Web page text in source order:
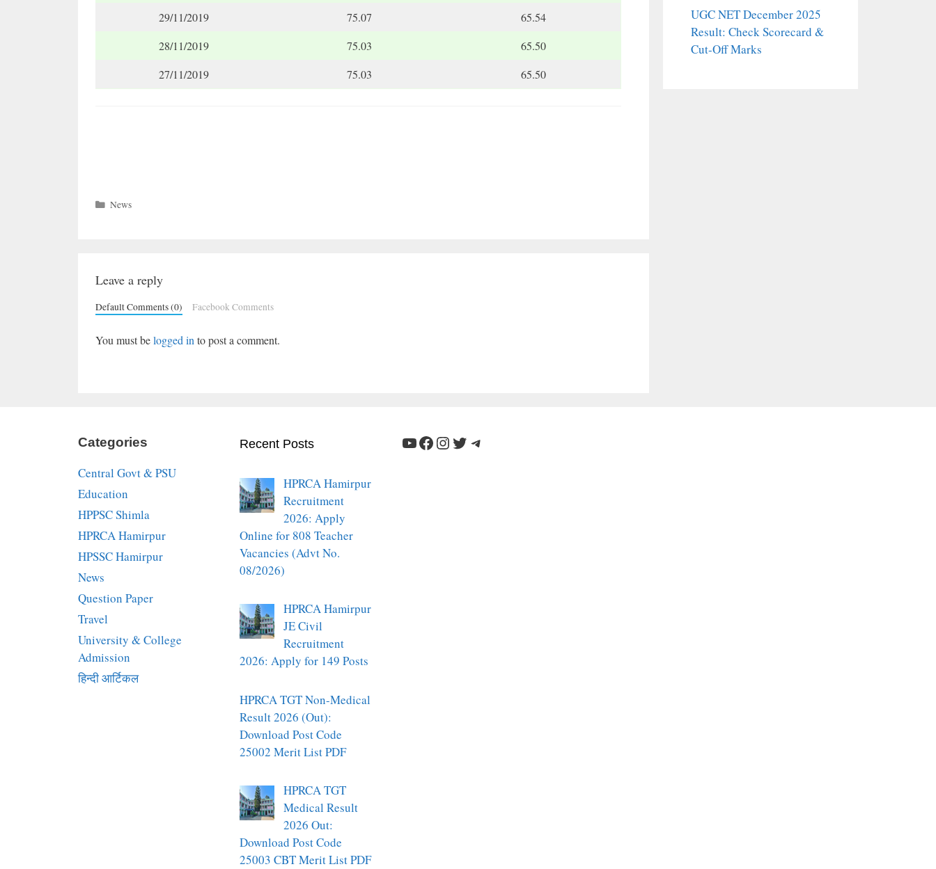
29/11/2019
75.07
65.54
28/11/2019
75.03
65.50
27/11/2019
75.03 65.50
Categories
News
Leave a reply
Default Comments (0) Facebook Comments
You must belogged in to post a comment.
UGC NET December 2025
Result: Check Scorecard &
Cut-Off Marks
Categories
Central Govt & PSU
Education
HPPSC Shimla
HPRCA Hamirpur
HPSSC Hamirpur
News
Question Paper
Travel
University & College
Admission
हिन्दी आर्टिकल
Recent Posts
HPRCA Hamirpur
Recruitment
2026: Apply
Online for 808 Teacher
Vacancies (Advt No.
08/2026)
HPRCA Hamirpur
JE Civil
Recruitment
2026: Apply for 149 Posts
HPRCA TGT Non-Medical
Result 2026 (Out):
Download Post Code
25002 Merit List PDF
HPRCA TGT
Medical Result
2026 Out:
Download Post Code
25003 CBT Merit List PDF
YouTube
Facebook
Instagram
TwitterTelegram